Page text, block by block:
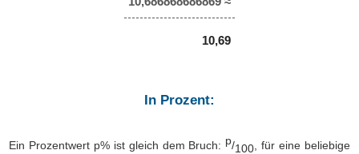
10,69
In Prozent:
Ein Prozentwert p% ist gleich dem Bruch: p/100 , für eine beliebige